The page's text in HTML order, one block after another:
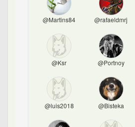
@Martins84 @rafaeldmrj
@Ksr @Portnoy
@luis2018 @Bisteka